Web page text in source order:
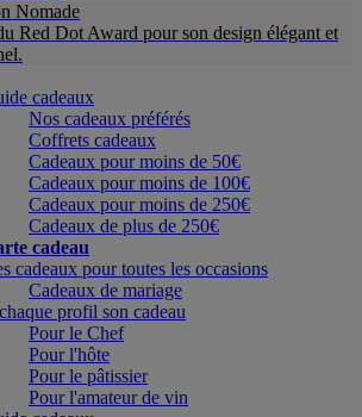
Nomade
Red Dot Award pour son design élégant et
cadeaux
Nos cadeaux préférés
Coffrets cadeaux
Cadeaux pour moins de 50€
Cadeaux pour moins de 100€
Cadeaux pour moins de 250€
Cadeaux de plus de 250€
cadeau
cadeaux pour toutes les occasions
Cadeaux de mariage
profil son cadeau
Pour le Chef
Pour l'hôte
Pour le pâtissier
Pour l'amateur de vin